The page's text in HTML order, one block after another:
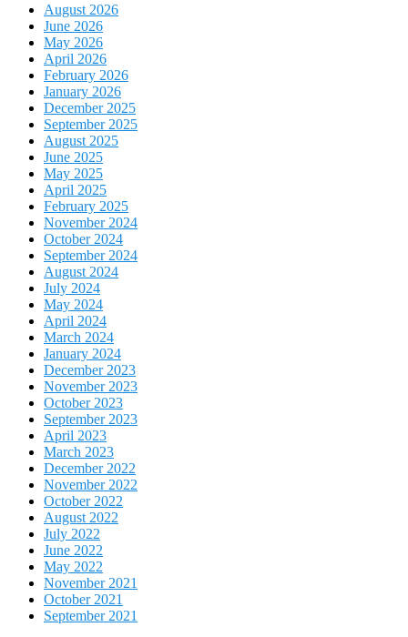
August 2026
June 2026
May 2026
April 2026
February 2026
January 2026
December 2025
September 2025
August 2025
June 2025
May 2025
April 2025
February 2025
November 2024
October 2024
September 2024
August 2024
July 2024
May 2024
April 2024
March 2024
January 2024
December 2023
November 2023
October 2023
September 2023
April 2023
March 2023
December 2022
November 2022
October 2022
August 2022
July 2022
June 2022
May 2022
November 2021
October 2021
September 2021